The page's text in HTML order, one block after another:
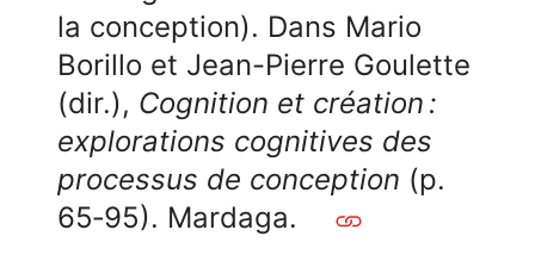
la conception). Dans Mario
Borillo et Jean-Pierre Goulette
(dir.), Cognition et création :
explorations cognitives des
processus de conception (p.
65‑95). Mardaga.